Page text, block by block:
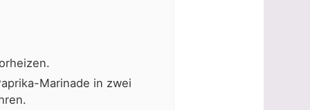
Marinade in zwei